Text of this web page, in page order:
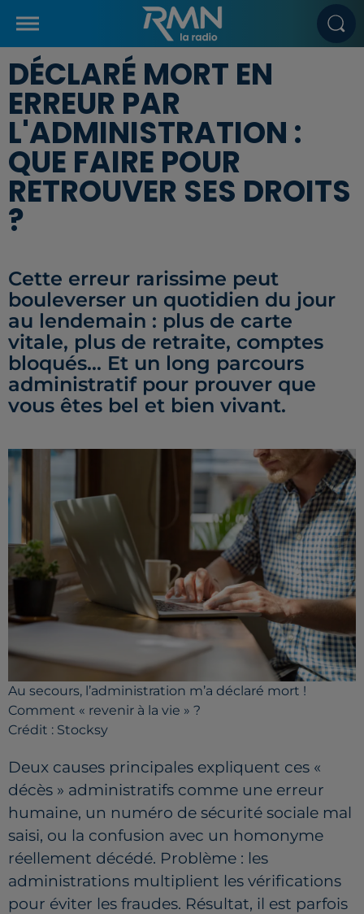
DÉCLARÉ MORT EN
ERREUR PAR
L'ADMINISTRATION :
QUE FAIRE POUR
RETROUVER SES DROITS
?
Cette erreur rarissime peut
bouleverser un quotidien du jour
au lendemain : plus de carte
vitale, plus de retraite, comptes
bloqués… Et un long parcours
administratif pour prouver que
vous êtes bel et bien vivant.
Au secours, l’administration m’a déclaré mort !
Comment « revenir à la vie » ?
Crédit : Stocksy
Deux causes principales expliquent ces «
décès » administratifs comme une erreur
humaine, un numéro de sécurité sociale mal
saisi, ou la confusion avec un homonyme
réellement décédé. Problème : les
administrations multiplient les vérifications
pour éviter les fraudes. Résultat, il est parfois